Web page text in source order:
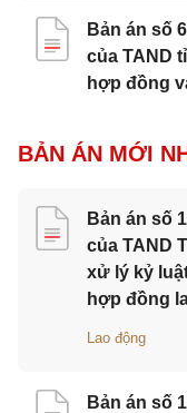
Bản án số
của TAND
hợp đồng
BẢN ÁN MỚI
Bản án số
của TAND
xử lý kỷ
hợp đồng
Lao động
Bản án số